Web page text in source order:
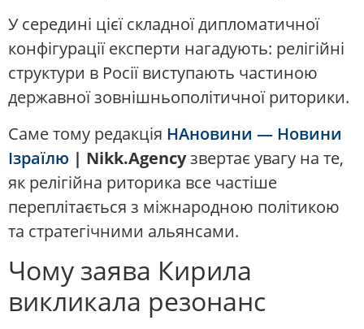
У середині цієї складної дипломатичної
конфігурації експерти нагадують: релігійні
структури в Росії виступають частиною
державної зовнішньополітичної риторики.
Саме тому редакція НАновини — Новини
Ізраїлю | Nikk.Agencyзвертає увагу на те,
як релігійна риторика все частіше
переплітається з міжнародною політикою
та стратегічними альянсами.
Чому заява Кирила
викликала резонанс